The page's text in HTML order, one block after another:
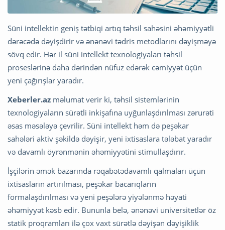
Süni intellektin geniş tətbiqi artıq təhsil sahəsini əhəmiyyətli
dərəcədə dəyişdirir və ənənəvi tədris metodlarını dəyişməyə
sövq edir. Hər il süni intellekt texnologiyaları təhsil
proseslərinə daha dərindən nüfuz edərək cəmiyyət üçün
yeni çağırışlar yaradır.
Xeberler.az məlumat verir ki, təhsil sistemlərinin
texnologiyaların sürətli inkişafına uyğunlaşdırılması zərurəti
əsas məsələyə çevrilir. Süni intellekt həm də peşəkar
sahələri aktiv şəkildə dəyişir, yeni ixtisaslara tələbat yaradır
və davamlı öyrənmənin əhəmiyyətini stimullaşdırır.
İşçilərin əmək bazarında rəqabətədavamlı qalmaları üçün
ixtisasların artırılması, peşəkar bacarıqların
formalaşdırılması və yeni peşələrə yiyələnmə həyati
əhəmiyyət kəsb edir. Bununla belə, ənənəvi universitetlər öz
statik proqramları ilə çox vaxt sürətlə dəyişən dəyişiklik